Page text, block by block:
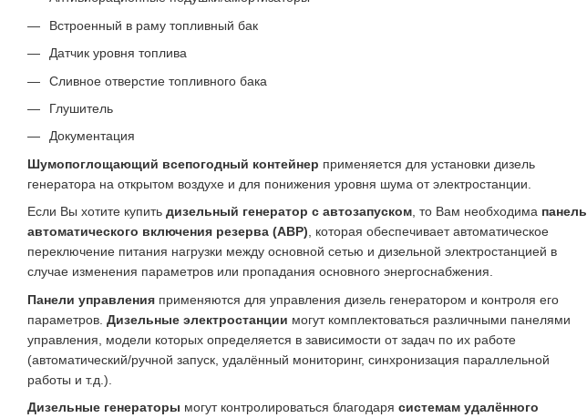
Встроенный в раму топливный бак
Датчик уровня топлива
Сливное отверстие топливного бака
Глушитель
Документация
Шумопоглощающий всепогодный контейнер применяется для установки дизель
генератора на открытом воздухе и для понижения уровня шума от электростанции.
Если Вы хотите купить дизельный генератор с автозапуском , то Вам необходима панель
автоматического включения резерва (АВР) , которая обеспечивает автоматическое
переключение питания нагрузки между основной сетью и дизельной электростанцией в
случае изменения параметров или пропадания основного энергоснабжения.
Панели управления применяются для управления дизель генератором и контроля его
параметров. Дизельные электростанции могут комплектоваться различными панелями
управления, модели которых определяется в зависимости от задач по их работе
(автоматический/ручной запуск, удалённый мониторинг, синхронизация параллельной
работы и т.д.).
Дизельные генераторы могут контролироваться благодаря системам удалённого